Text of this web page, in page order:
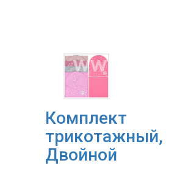
Комплект
трикотажный,
Двойной